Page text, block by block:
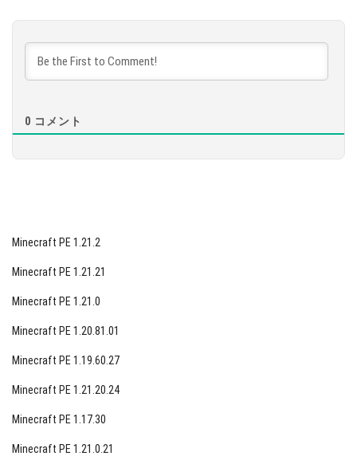
今では、竹を見つけることができ、たき火や地図製
作者のテーブルを作ることができます。
Minecraft 1.11.0.1では、時々襲撃が起こることがあ
けるか、一般的な災害から遠ざかるかです。行われ
た決定は、最終的にスティーブが受け取る業績に影
襲撃は通常、夜にかけて続き、複数の段階がありま
PE 1.11.0.1のサイトにより多くのマルウェアをもた
らします。
強盗パトロール
0 コメント
Minecraft PE 1.21.2
Minecraft PE 1.21.21
Minecraft PE 1.21.0
Minecraft PE 1.20.81.01
Minecraft PE 1.19.60.27
Minecraft PE 1.21.20.24
Minecraft PE 1.17.30
Minecraft PE 1.21.0.21